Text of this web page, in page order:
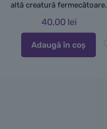
altă creatură fermecătoare.
40,00 lei
Adaugă în coș